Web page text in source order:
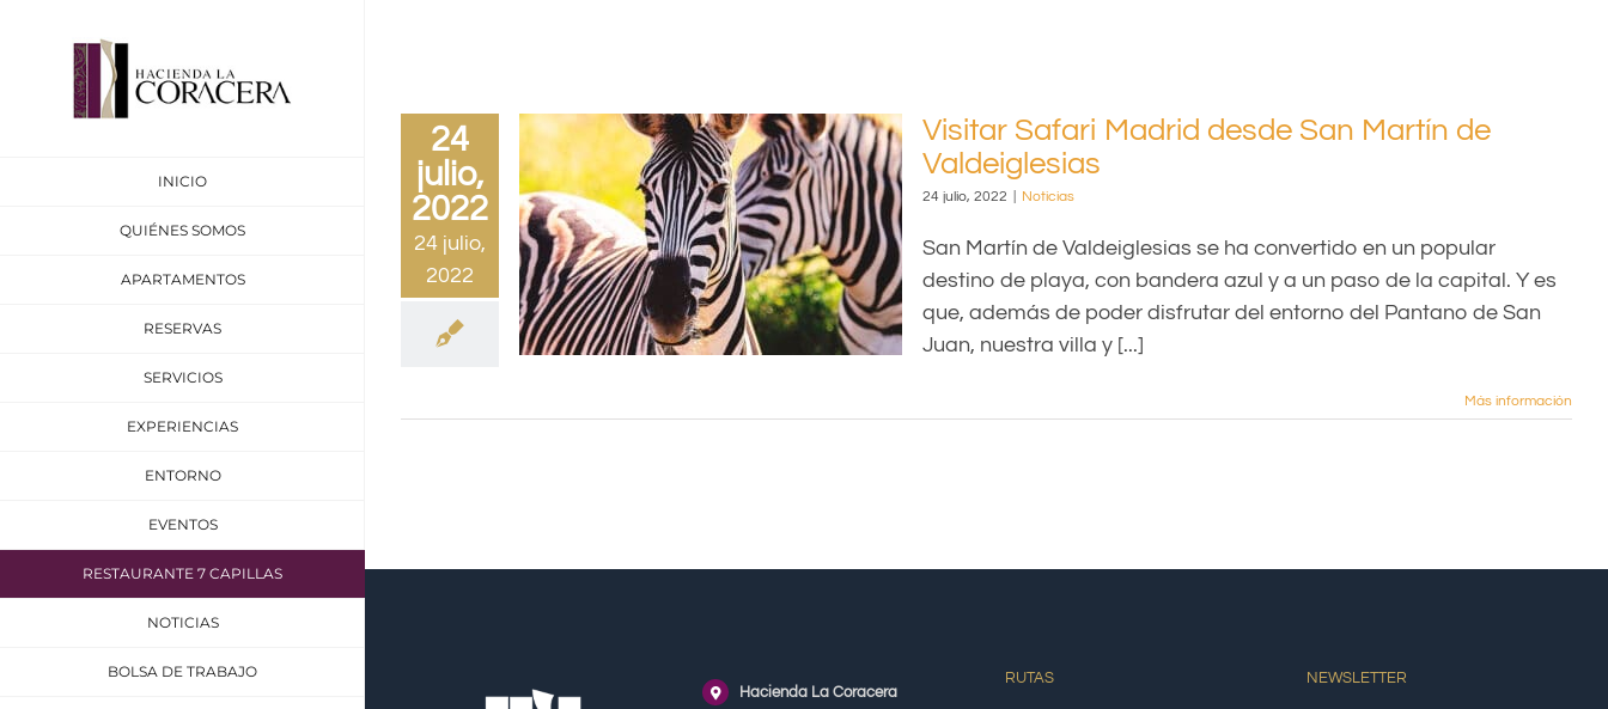
contenido
INICIO
QUIÉNES SOMOS
APARTAMENTOS
RESERVAS
SERVICIOS
EXPERIENCIAS
ENTORNO
EVENTOS
RESTAURANTE 7 CAPILLAS
NOTICIAS
BOLSA DE TRABAJO
24
julio,
2022
24 julio,
2022
Visitar Safari Madrid desde San Martín de
Valdeiglesias
24 julio, 2022 Noticias
San Martín de Valdeiglesias se ha convertido en un popular
destino de playa, con bandera azul y a un paso de la capital. Y es
que, además de poder disfrutar del entorno del Pantano de San
Juan, nuestra villa y [...]
Más información
Hacienda La Coracera
RUTAS NEWSLETTER